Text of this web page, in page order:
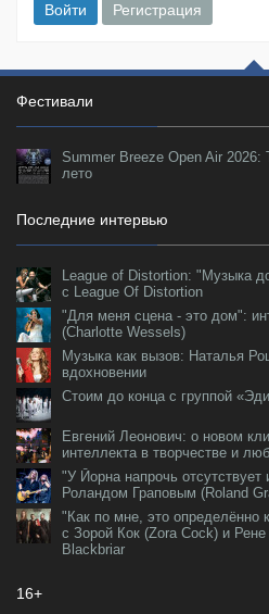
Войти Регистрация
Фестивали
Summer Breeze Open Air
лето
Последние интервью
League of Distortion: "Музыка
с League Of Distortion
"Для меня сцена - это дом":
(Charlotte Wessels)
Музыка как вызов: Наталья
вдохновении
Стоим до конца с группой
Евгений Леонович: о новом
интеллекта в творчестве и
"У Йорна напрочь отсутствует
Роландом Граповым (Roland
"Как по мне, это определённо
с Зорой Кок (Zora Cock) и
Blackbriar
16+